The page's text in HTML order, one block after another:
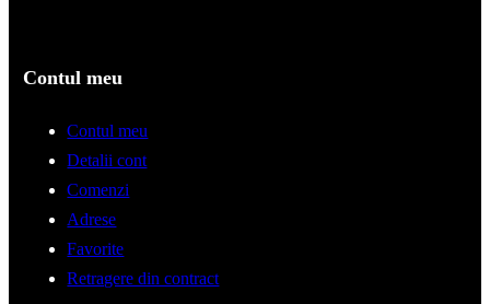
Contul meu
Contul meu
Detalii cont
Comenzi
Adrese
Favorite
Retragere din contract